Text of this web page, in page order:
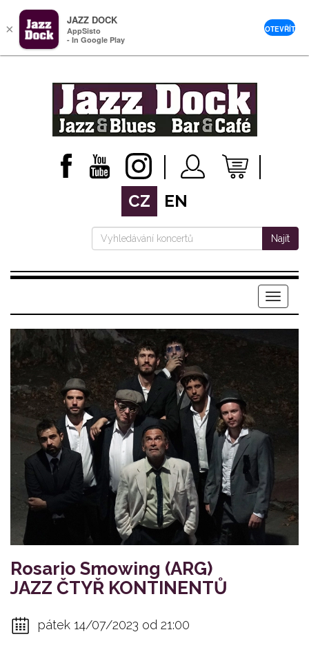
CZ EN
Najít
Menu
Rosario Smowing (ARG)
JAZZ ČTYŘ KONTINENTŮ
pátek 14/07/2023 od 21:00
×
JAZZ DOCK
AppSisto
- In Google Play
OTEVŘÍT